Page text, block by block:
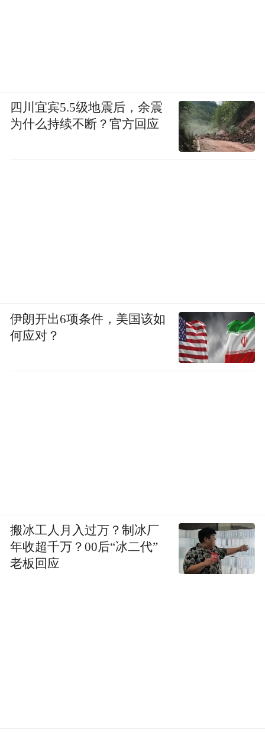
四川宜宾5.5级地震后，余震
为什么持续不断？官方回应
伊朗开出6项条件，美国该如
何应对？
搬冰工人月入过万？制冰厂
年收超千万？00后“冰二代”
老板回应